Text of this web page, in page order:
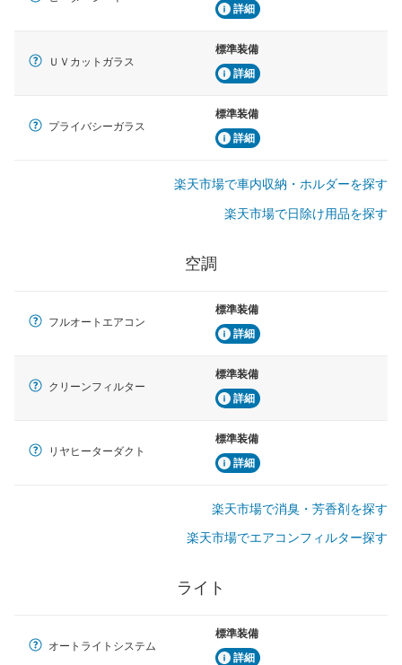
詳細
ＵＶカットガラス
標準装備
詳細
プライバシーガラス
標準装備
詳細
楽天市場で車内収納・ホルダーを探す
楽天市場で日除け用品を探す
空調
フルオートエアコン
標準装備
詳細
クリーンフィルター
標準装備
詳細
リヤヒーターダクト
標準装備
詳細
楽天市場で消臭・芳香剤を探す
楽天市場でエアコンフィルター探す
ライト
オートライトシステム
標準装備
詳細